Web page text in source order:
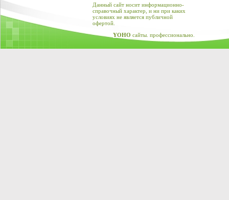
Данный сайт носит информационно-
справочный характер, и ни при каких
условиях не является публичной
офертой.
YOHO сайты. профессионально.